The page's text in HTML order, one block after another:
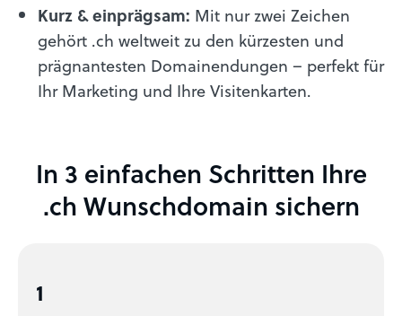
Kurz & einprägsam: Mit nur zwei Zeichen
gehört .ch weltweit zu den kürzesten und
prägnantesten Domainendungen – perfekt für
Ihr Marketing und Ihre Visitenkarten.
In 3 einfachen Schritten Ihre
.ch Wunschdomain sichern
1